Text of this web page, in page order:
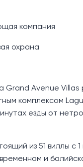
компания
охрана
Grand Avenue Villas
комплексом
езды от
из 51 виллы с
и